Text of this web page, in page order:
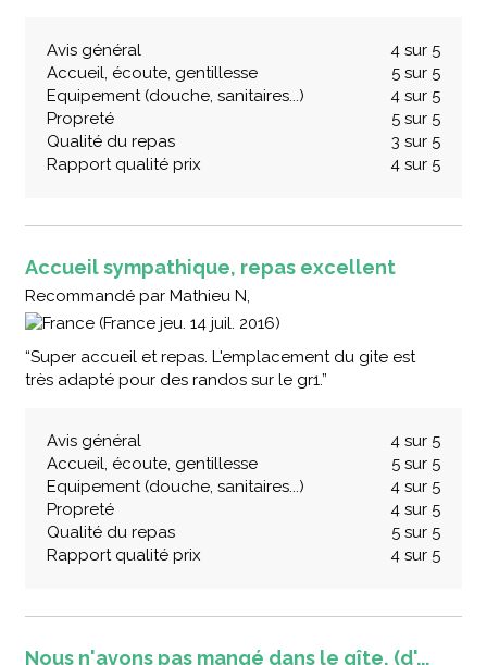
Avis général
4 sur 5
Accueil, écoute, gentillesse
5 sur 5
Equipement (douche, sanitaires...)
4 sur 5
Propreté
5 sur 5
Qualité du repas
3 sur 5
Rapport qualité prix
4 sur 5
Accueil sympathique, repas excellent
Recommandé par Mathieu N,
(France jeu. 14 juil. 2016)
“Super accueil et repas. L'emplacement du gite est
très adapté pour des randos sur le gr1.”
Avis général
4 sur 5
Accueil, écoute, gentillesse
5 sur 5
Equipement (douche, sanitaires...)
4 sur 5
Propreté
4 sur 5
Qualité du repas
5 sur 5
Rapport qualité prix
4 sur 5
Nous n'avons pas mangé dans le gîte, (d'...